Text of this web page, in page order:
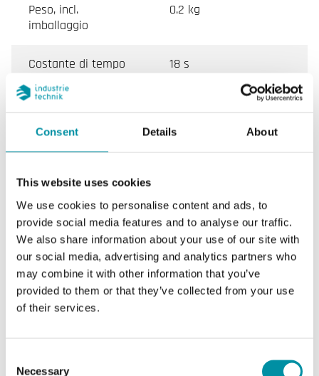
Consent Details About
This website uses cookies
We use cookies to personalise content and ads, to
provide social media features and to analyse our traffic.
We also share information about your use of our site with
our social media, advertising and analytics partners who
may combine it with other information that you’ve
provided to them or that they’ve collected from your use
of their services.
Selection
Necessary
Peso, incl.
imballaggio
0.2 kg
Costante di tempo 18 s
Pressione nominale
Connessione
Pressacavo M16x1,5
Tipo di morsetto Morsetto a vite
Dimensione cavo
morsetto
1.5 mm²